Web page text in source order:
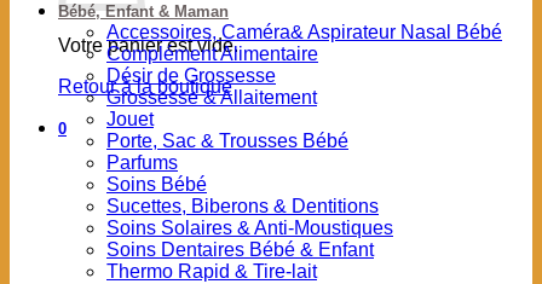
Votre panier est vide.
Retour à la boutique
0
Bébé, Enfant & Maman
Accessoires, Caméra& Aspirateur Nasal Bébé
Complément Alimentaire
Désir de Grossesse
Grossesse & Allaitement
Jouet
Porte, Sac & Trousses Bébé
Parfums
Soins Bébé
Sucettes, Biberons & Dentitions
Soins Solaires & Anti-Moustiques
Soins Dentaires Bébé & Enfant
Thermo Rapid & Tire-lait